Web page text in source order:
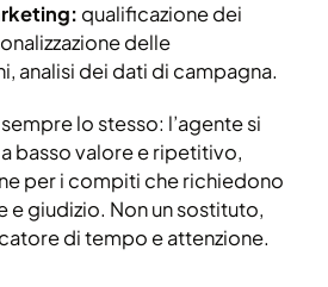
qualificazione dei
delle
analisi dei dati di campagna.
lo stesso: l’agente si
basso valore e ripetitivo,
per i compiti che richiedono
e giudizio. Non un sostituto,
di tempo e attenzione.